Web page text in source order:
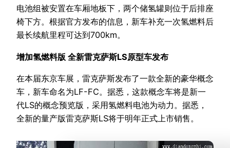
电池组被安置在车厢地板下，两个储氢罐则位于后排座
椅下方。根据官方发布的信息，新车补充一次氢燃料后
最长续航里程可达到700km。
增加氢燃料版 全新雷克萨斯LS原型车发布
在本届东京车展，雷克萨斯发布了一款全新的豪华概念
车，新车命名为LF-FC。据悉，这款概念车将是新一
代LS的概念预览版，采用氢燃料电池为动力。据悉，
全新的量产版雷克萨斯LS将于明年正式上市销售。